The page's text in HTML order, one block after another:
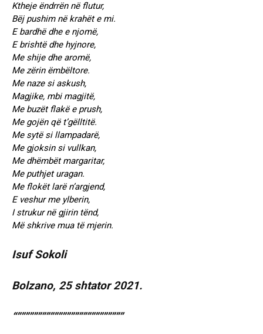
Ktheje ëndrrën në flutur,
Bëj pushim në krahët e mi.
E bardhë dhe e njomë,
E brishtë dhe hyjnore,
Me shije dhe aromë,
Me zërin ëmbëltore.
Me naze si askush,
Magjike, mbi magjitë,
Me buzët flakë e prush,
Me gojën që t’gëlltitë.
Me sytë si llampadarë,
Me gjoksin si vullkan,
Me dhëmbët margaritar,
Me puthjet uragan.
Me flokët larë n’argjend,
E veshur me ylberin,
I strukur në gjirin tënd,
Më shkrive mua të mjerin.
Isuf Sokoli
Bolzano, 25 shtator 2021.
“””””””””””””””””””””””””””